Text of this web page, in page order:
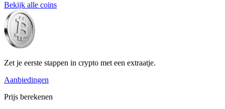
Bekijk alle coins
Zet je eerste stappen in crypto met een extraatje.
Aanbiedingen
Prijs berekenen